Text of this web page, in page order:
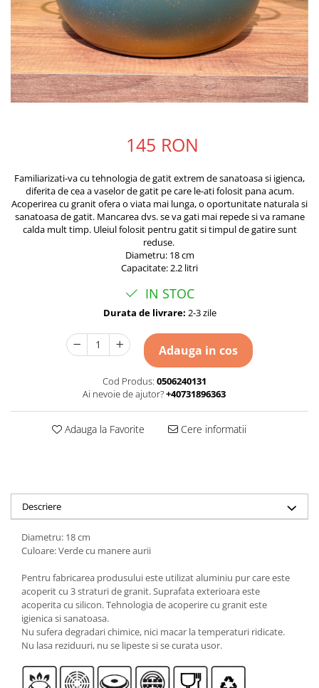
145 RON
Familiarizati-va cu tehnologia de gatit extrem de sanatoasa si igienca,
diferita de cea a vaselor de gatit pe care le-ati folosit pana acum.
Acoperirea cu granit ofera o viata mai lunga, o oportunitate naturala si
sanatoasa de gatit. Mancarea dvs. se va gati mai repede si va ramane
calda mult timp. Uleiul folosit pentru gatit si timpul de gatire sunt
reduse.
Diametru: 18 cm
Capacitate: 2.2 litri
IN STOC
Durata de livrare: 2-3 zile
Adauga in cos
Cod Produs: 0506240131
Ai nevoie de ajutor?+40731896363
Adauga la Favorite Cere informatii
Descriere
Diametru: 18 cm
Culoare: Verde cu manere aurii
Pentru fabricarea produsului este utilizat aluminiu pur care este
acoperit cu 3 straturi de granit. Suprafata exterioara este
acoperita cu silicon. Tehnologia de acoperire cu granit este
igienica si sanatoasa.
Nu sufera degradari chimice, nici macar la temperaturi ridicate.
Nu lasa reziduuri, nu se lipeste si se curata usor.